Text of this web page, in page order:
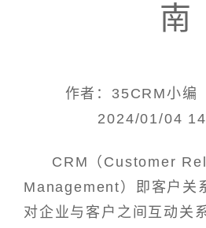
南
作者：35CRM小
2024/01/04
CRM（Customer
Management）即客户关
对企业与客户之间互动关